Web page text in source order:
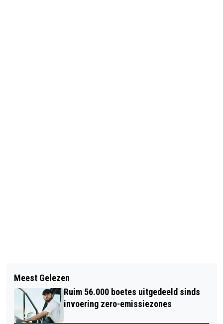
SNORFIETS OP RIJBAAN: 42.000
TEGENSTEMMEN
AMSTERDAMSE SNORFIETS
VOORTAAN OP RIJBAAN
Meest Gelezen
Ruim 56.000 boetes uitgedeeld sinds
invoering zero-emissiezones